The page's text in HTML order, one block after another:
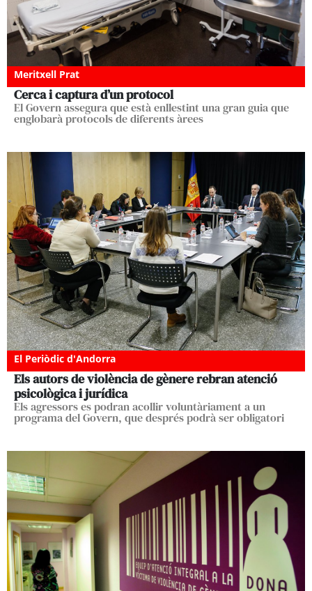
Meritxell Prat
Cerca i captura d’un protocol
El Govern assegura que està enllestint una gran guia que
englobarà protocols de diferents àrees
El Periòdic d'Andorra
Els autors de violència de gènere rebran atenció
psicològica i jurídica
Els agressors es podran acollir voluntàriament a un
programa del Govern, que després podrà ser obligatori